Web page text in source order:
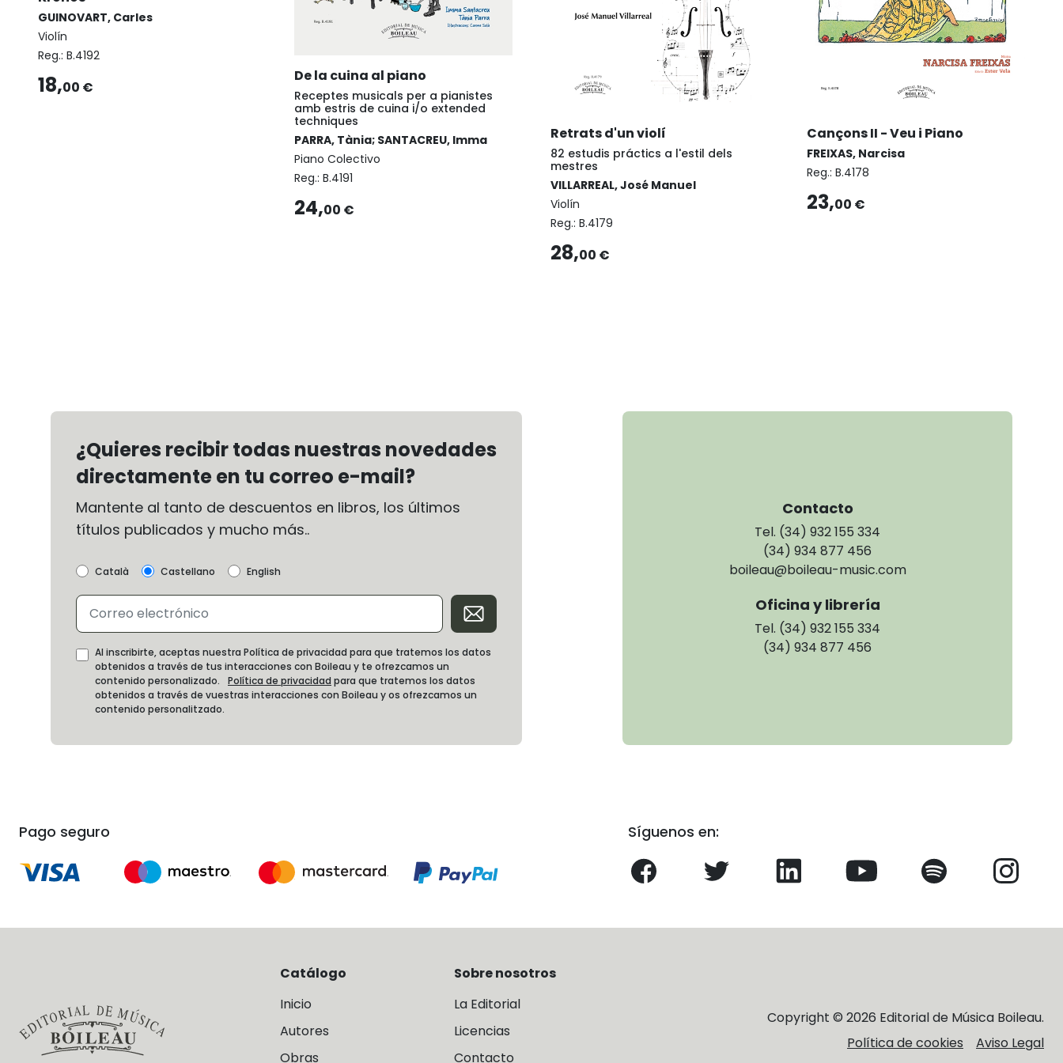
GUINOVART, Carles
Violín
Reg.: B.4192
18,00 €
De la cuina al piano
Receptes musicals per a pianistes
amb estris de cuina i/o extended
techniques
PARRA, Tània; SANTACREU, Imma
Piano Colectivo
Reg.: B.4191
24,00 €
Retrats d'un violí
82 estudis práctics a l'estil dels
mestres
VILLARREAL, José Manuel
Violín
Reg.: B.4179
28,00 €
Cançons II - Veu i Piano
FREIXAS, Narcisa
Reg.: B.4178
23,00 €
¿Quieres recibir todas nuestras novedades
directamente en tu correo e-mail?
Mantente al tanto de descuentos en libros, los últimos
títulos publicados y mucho más..
Català Castellano English
Al inscribirte, aceptas nuestra Política de privacidad para que tratemos los datos
obtenidos a través de tus interacciones con Boileau y te ofrezcamos un
contenido personalizado. Política de privacidad para que tratemos los datos
obtenidos a través de vuestras interacciones con Boileau y os ofrezcamos un
contenido personalitzado.
Contacto
Tel. (34) 932 155 334
(34) 934 877 456
boileau@boileau-music.com
Oficina y librería
Tel. (34) 932 155 334
(34) 934 877 456
Pago seguro Síguenos en:
Catálogo
Inicio
Autores
Obras
Sobre nosotros
La Editorial
Licencias
Contacto
Copyright © 2026 Editorial de Música Boileau.
Política de cookies
Aviso Legal